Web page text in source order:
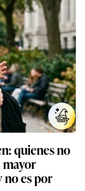
quienes no
mayor
no es por